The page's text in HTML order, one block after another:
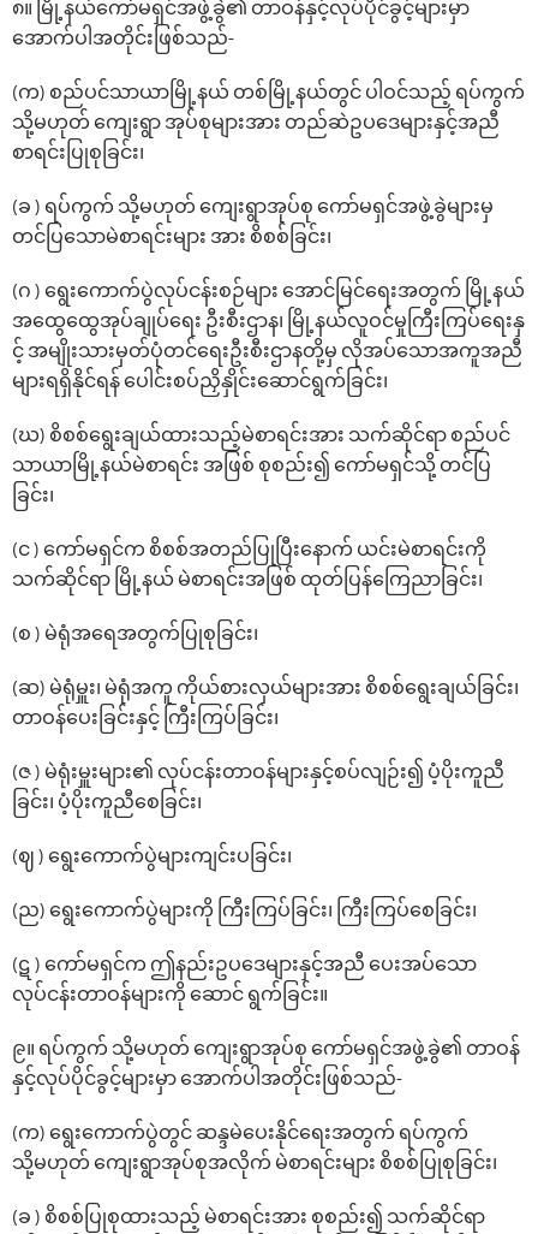
၈။ မြို့နယ်‌ကော်မရှင်အဖွဲ့ခွဲ၏ တာဝန်နှင့်လုပ်ပိုင်ခွင့်များမှာ
‌အောက်ပါအတိုင်းဖြစ်သည်-
(က) စည်ပင်သာယာမြို့နယ် တစ်မြို့နယ်တွင် ပါဝင်သည့် ရပ်ကွက်
သို့မဟုတ် ကျေးရွာ အုပ်စုများအား တည်ဆဲဥပ‌ဒေများနှင့်အညီ
စာရင်းပြုစုခြင်း၊
(ခ ) ရပ်ကွက် သို့မဟုတ် ကျေးရွာအုပ်စု ကော်မရှင်အဖွဲ့ခွဲများမှ
တင်ပြသောမဲစာရင်းများ အား စိစစ်ခြင်း၊
(ဂ ) ရွေးကောက်ပွဲလုပ်ငန်းစဉ်များ အောင်မြင်ရေးအတွက် မြို့နယ်
အထွေထွေအုပ်ချုပ်ရေး ဦးစီးဌာန၊ မြို့နယ်လူဝင်မှုကြီးကြပ်ရေးနှ
င့် အမျိုးသားမှတ်ပုံတင်ရေးဦးစီးဌာနတို့မှ လိုအပ်သောအကူအညီ
များရရှိနိုင်ရန် ပေါင်းစပ်ညှိနှိုင်းဆောင်ရွက်ခြင်း၊
(ဃ) စိစစ်‌ရွေးချယ်ထားသည့်မဲစာရင်းအား သက်ဆိုင်ရာ စည်ပင်
သာယာမြို့နယ်မဲစာရင်း အဖြစ် စုစည်း၍ ကော်မရှင်သို့ တင်ပြ
ခြင်း၊
(င ) ကော်မရှင်က စိစစ်အတည်ပြုပြီးနောက် ယင်းမဲစာရင်းကို
သက်ဆိုင်ရာ မြို့နယ် မဲစာရင်းအဖြစ် ထုတ်ပြန်ကြေညာခြင်း၊
(စ ) မဲရုံအ‌ရေအတွက်ပြုစုခြင်း၊
(ဆ) မဲရုံမှူး၊ မဲရုံအကူ ကိုယ်စားလှယ်များအား စိစစ်‌ရွေးချယ်ခြင်း၊
တာဝန်‌ပေးခြင်းနှင့် ကြီးကြပ်ခြင်း၊
(ဇ ) မဲရုံးမှူးများ၏ လုပ်ငန်းတာဝန်များနှင့်စပ်လျဉ်း၍ ပံ့ပိုးကူညီ
ခြင်း၊ ပံ့ပိုးကူညီစေခြင်း၊
(ဈ ) ‌ရွေး‌ကောက်ပွဲများကျင်းပခြင်း၊
(ည) ‌ရွေး‌ကောက်ပွဲများကို ကြီးကြပ်ခြင်း၊ ကြီးကြပ်‌စေခြင်း၊
(ဋ ) ‌ကော်မရှင်က ‌ဤနည်းဥပဒေများနှင့်အညီ ပေးအပ်‌သော
လုပ်ငန်းတာဝန်များကို ဆောင် ရွက်ခြင်း။
၉။ ရပ်ကွက်‌ သို့မဟုတ် ကျေးရွာအုပ်စု ကော်မရှင်အဖွဲ့ခွဲ၏ တာဝန်
နှင့်လုပ်ပိုင်ခွင့်များမှာ ‌အောက်ပါအတိုင်းဖြစ်သည်-
(က) ရွေးကောက်ပွဲတွင် ဆန္ဒမဲပေးနိုင်ရေးအတွက် ရပ်ကွက်
သို့မဟုတ် ကျေးရွာအုပ်စုအလိုက် မဲစာရင်းများ စိစစ်ပြုစုခြင်း၊
(ခ ) စိစစ်ပြုစုထားသည့် မဲစာရင်းအား စုစည်း၍ သက်ဆိုင်ရာ